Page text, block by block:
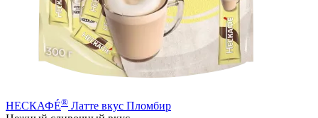
НЕСКАФÉ® Латте вкус Пломбир